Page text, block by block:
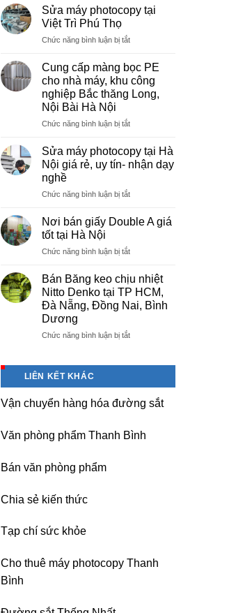
Sửa máy photocopy tại
Việt Trì Phú Thọ
Chức năng bình luận bị tắtở
photocopy
tại
Việt
Phú
Cung cấp màng bọc PE
cho nhà máy, khu công
nghiệp Bắc thăng Long,
Nội Bài Hà Nội
Chức năng bình luận bị tắtở
màng
bọc
cho
máy,
nghiệp
thăng
Long,
Nội
Nội
Sửa máy photocopy tại Hà
Nội giá rẻ, uy tín- nhận dạy
nghề
Chức năng bình luận bị tắtở
máy
photocopy
Hà
giá
rẻ,
uy
tín-
dạy
Nơi bán giấy Double A giá
tốt tại Hà Nội
Chức năng bình luận bị tắtở
giấy
Double
A
tốt
Bán Băng keo chịu nhiệt
Nitto Denko tại TP HCM,
Đà Nẵng, Đồng Nai, Bình
Dương
Chức năng bình luận bị tắtở
Nitto
tại
TP
LIÊN KẾT KHÁC
Vận chuyển hàng hóa đường sắt
Văn phòng phẩm Thanh Bình
Bán văn phòng phẩm
Chia sẻ kiến thức
Tạp chí sức khỏe
Cho thuê máy photocopy Thanh
Bình